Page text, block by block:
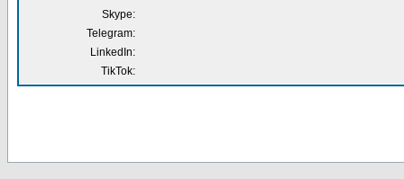
Skype:
Telegram:
LinkedIn:
TikTok: